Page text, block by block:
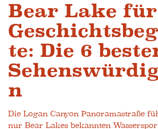
Bear Lake für
te: Die 6
n
Die Logan Canyon Panoramastraße
nur Bear Lakes bekannten